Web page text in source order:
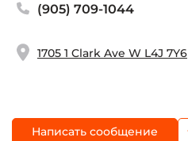
(905) 709-1044
1705 1 Clark Ave W L4J 7Y6
Написать сообщение